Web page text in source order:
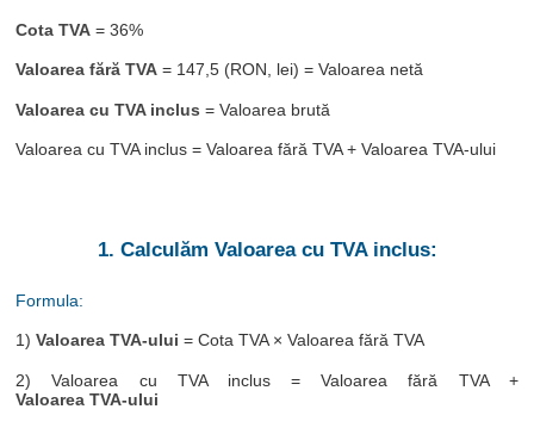
Cota TVA = 36%
Valoarea fără TVA = 147,5 (RON, lei) = Valoarea netă
Valoarea cu TVA inclus = Valoarea brută
Valoarea cu TVA inclus = Valoarea fără TVA + Valoarea TVA-ului
1. Calculăm Valoarea cu TVA inclus:
Formula:
1)Valoarea TVA-ului = Cota TVA × Valoarea fără TVA
2) Valoarea cu TVA inclus = Valoarea fără TVA +
Valoarea TVA-ului